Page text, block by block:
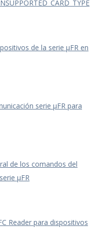
de la serie μFR en
serie μFR para
de los comandos del
μFR
Reader para dispositivos